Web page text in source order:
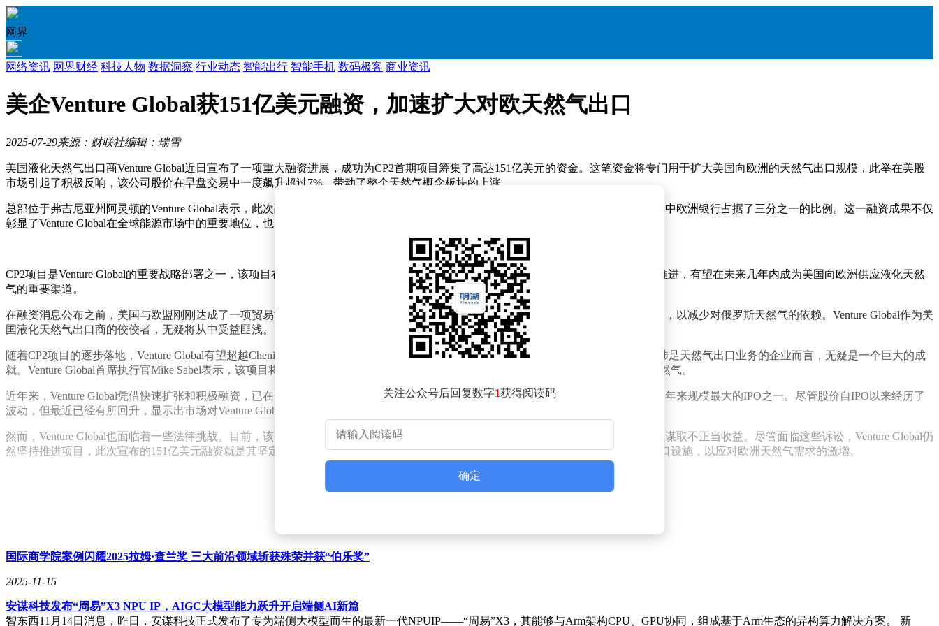
网界
网络资讯 网界财经 科技人物 数据洞察 行业动态 智能出行 智能手机 数码极客 商业资讯
美企Venture Global获151亿美元融资，加速扩大对欧天然气出口
2025-07-29来源：财联社编辑：瑞雪
美国液化天然气出口商Venture Global近日宣布了一项重大融资进展，成功为CP2首期项目筹集了高达151亿美元的资金。这笔资金将专门用于扩大美国向欧洲的天然气出口规模，此举在美股
市场引起了积极反响，该公司股价在早盘交易中一度飙升超过7%，带动了整个天然气概念板块的上涨。
总部位于弗吉尼亚州阿灵顿的Venture Global表示，此次融资是独立项目融资史上的最大规模之一，共有30家国际顶级银行参与其中，其中欧洲银行占据了三分之一的比例。这一融资成果不仅
彰显了Venture Global在全球能源市场中的重要地位，也为其未来的扩张计划奠定了坚实基础。
CP2项目是Venture Global的重要战略部署之一，该项目在今年3月已经获得了美国能源部的正式批准。随着融资的到位，该项目将加速推进，有望在未来几年内成为美国向欧洲供应液化天然
气的重要渠道。
在融资消息公布之前，美国与欧盟刚刚达成了一项贸易协议。根据协议内容，欧盟将在未来三年内购买价值7500亿美元的美国能源产品，以减少对俄罗斯天然气的依赖。Venture Global作为美
国液化天然气出口商的佼佼者，无疑将从中受益匪浅。
随着CP2项目的逐步落地，Venture Global有望超越Cheniere，成为美国最大的液化天然气出口商。这一历史性跨越对于一家四年前还未涉足天然气出口业务的企业而言，无疑是一个巨大的成
就。Venture Global首席执行官Mike Sabel表示，该项目将由公司及其股东全资拥有，预计将于2027年开始向全球供应可靠的美国液化天然气。
近年来，Venture Global凭借快速扩张和积极融资，已在全球天然气出口商行列中崭露头角。今年早些时候，该公司还完成了能源行业多年来规模最大的IPO之一。尽管股价自IPO以来经历了
波动，但最近已经有所回升，显示出市场对Venture Global未来发展的信心。
然而，Venture Global也面临着一些法律挑战。目前，该公司正与多家大客户进行仲裁，这些公司指责Venture Global通过直接销售天然气谋取不正当收益。尽管面临这些诉讼，Venture Global仍
然坚持推进项目，此次宣布的151亿美元融资就是其坚定决心的体现。在此之前，该公司已经筹集了数十亿美元用于建设液化天然气出口设施，以应对欧洲天然气需求的激增。
关注公众号后回复数字1获得阅读码
确定
国际商学院案例闪耀2025拉姆·查兰奖 三大前沿领域斩获殊荣并获“伯乐奖”
2025-11-15
安谋科技发布“周易”X3 NPU IP，AIGC大模型能力跃升开启端侧AI新篇
智东西11月14日消息，昨日，安谋科技正式发布了专为端侧大模型而生的最新一代NPUIP——“周易”X3，其能够与Arm架构CPU、GPU协同，组成基于Arm生态的异构算力解决方案。 新